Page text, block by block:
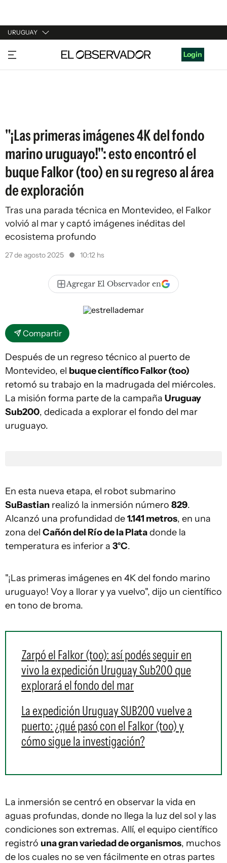
URUGUAY
URUGUAY
ARGENTINA
Login
"¡Las primeras imágenes 4K del fondo
marino uruguayo!": esto encontró el
buque Falkor (too) en su regreso al área
de exploración
Tras una parada técnica en Montevideo, el Falkor
volvió al mar y captó imágenes inéditas del
ecosistema profundo
27 de agosto 2025 10:12 hs
Agregar El Observador en
Compartir
Después de un regreso técnico al puerto de
Montevideo, el buque científico Falkor (too)
retomó su trabajo en la madrugada del miércoles.
La misión forma parte de la campaña Uruguay
Sub200, dedicada a explorar el fondo del mar
uruguayo.
En esta nueva etapa, el robot submarino
SuBastian realizó la inmersión número 829.
Alcanzó una profundidad de1.141 metros, en una
zona del Cañón del Río de la Platadonde la
temperatura es inferior a 3°C.
"¡Las primeras imágenes en 4K del fondo marino
uruguayo! Voy a llorar y ya vuelvo", dijo un científico
en tono de broma.
Zarpó el Falkor (too): así podés seguir en
vivo la expedición Uruguay Sub200 que
explorará el fondo del mar
La expedición Uruguay SUB200 vuelve a
puerto: ¿qué pasó con el Falkor (too) y
cómo sigue la investigación?
La inmersión se centró en observar la vida en
aguas profundas, donde no llega la luz del sol y las
condiciones son extremas. Allí, el equipo científico
registró una gran variedad de organismos, muchos
de los cuales no se ven fácilmente en otras partes